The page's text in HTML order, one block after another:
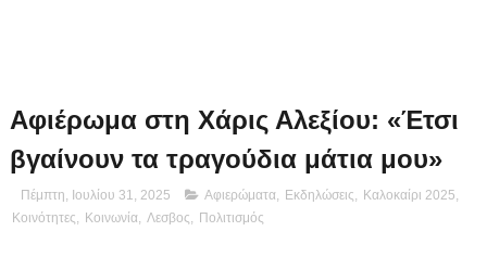
Αφιέρωμα στη Χάρις Αλεξίου: «Έτσι
βγαίνουν τα τραγούδια μάτια μου»
Πέμπτη, Ιουλίου 31, 2025 Αφιερώματα, Εκδηλώσεις Καλοκαίρι 2025
Κοινότητες
Κοινωνία, Λεσβος Πολιτισμός